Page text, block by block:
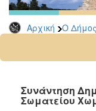
Αρχική Ο Δήμος
Αρχείο
2026
2024
2022
Συνάντηση
Σωματείου